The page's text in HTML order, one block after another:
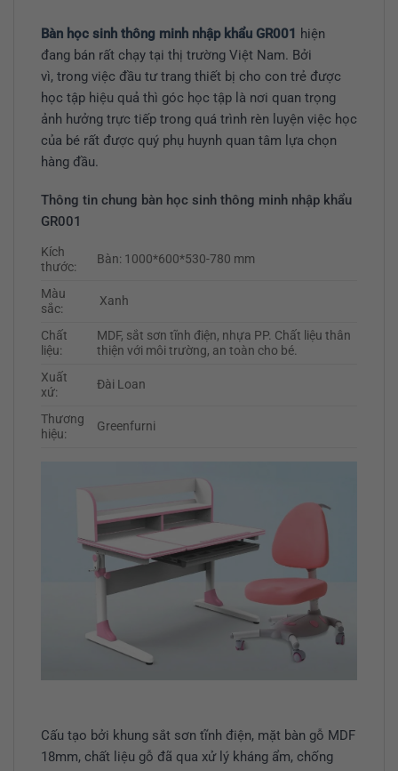
Bàn học sinh thông minh nhập khẩu GR001 hiện
đang bán rất chạy tại thị trường Việt Nam. Bởi
vì, trong việc đầu tư trang thiết bị cho con trẻ được
học tập hiệu quả thì góc học tập là nơi quan trọng
ảnh hưởng trực tiếp trong quá trình rèn luyện việc học
của bé rất được quý phụ huynh quan tâm lựa chọn
hàng đầu.
Thông tin chung bàn học sinh thông minh nhập khẩu
GR001
Kích
thước:
Bàn: 1000*600*530-780 mm
Màu
sắc:
Xanh
Chất
liệu:
MDF, sắt sơn tĩnh điện, nhựa PP. Chất liệu thân
thiện với môi trường, an toàn cho bé.
Xuất
xứ:
Đài Loan
Thương
hiệu:
Greenfurni
Cấu tạo bởi khung sắt sơn tĩnh điện, mặt bàn gỗ MDF
18mm, chất liệu gỗ đã qua xử lý kháng ẩm, chống